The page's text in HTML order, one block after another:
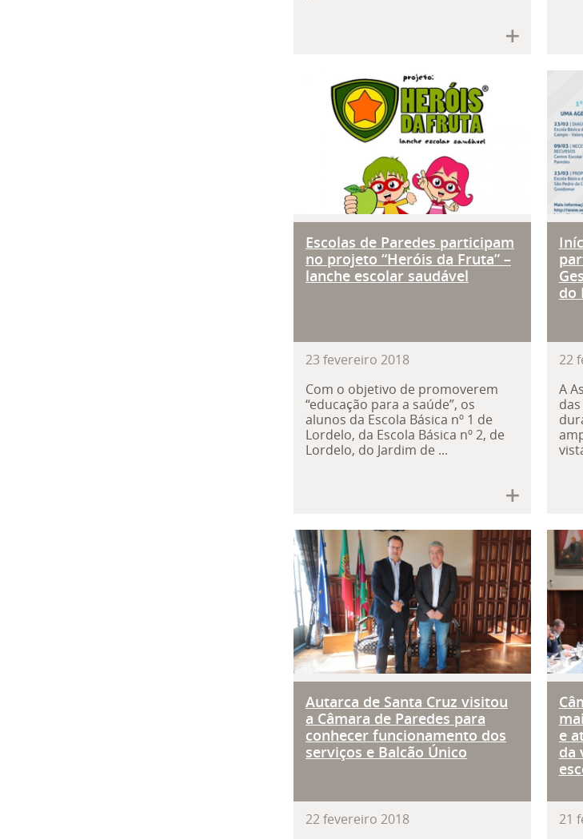
Escolas de Paredes
Escolas de Paredes participam
no projeto “Heróis da Fruta” –
lanche escolar saudável
23 fevereiro 2018
Com o objetivo de promoverem
“educação para a saúde”, os
alunos da Escola Básica nº 1 de
Lordelo, da Escola Básica nº 2, de
Lordelo, do Jardim de ...
do
22
A
Autarca de Santa Cruz
Autarca de Santa Cruz visitou
a Câmara de Paredes para
conhecer funcionamento dos
serviços e Balcão Único
22fevereiro 2018
e
da
21